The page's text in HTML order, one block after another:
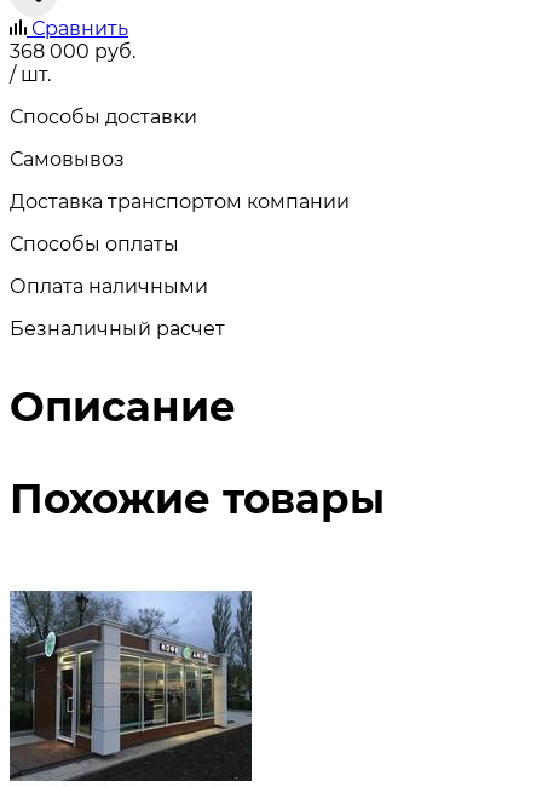
Сравнить
368 000 руб.
/ шт.
Способы доставки
Самовывоз
Доставка транспортом компании
Способы оплаты
Оплата наличными
Безналичный расчет
Описание
Похожие товары